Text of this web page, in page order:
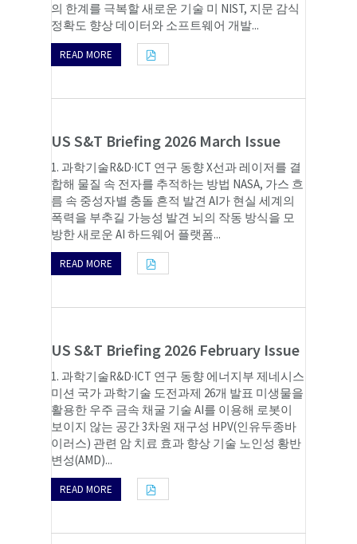
의 한계를 극복할 새로운 기술 미 NIST, 지문 감식
정확도 향상 데이터와 소프트웨어 개발...
READ MORE
US S&T Briefing 2026 March Issue
1. 과학기술R&D·ICT 연구 동향 X선과 레이저를 결
합해 물질 속 전자를 추적하는 방법 NASA, 가스 흐
름 속 중성자별 충돌 흔적 발견 AI가 현실 세계의
폭력을 부추길 가능성 발견 뇌의 작동 방식을 모
방한 새로운 AI 하드웨어 플랫폼...
READ MORE
US S&T Briefing 2026 February Issue
1. 과학기술R&D·ICT 연구 동향 에너지부 제네시스
미션 국가 과학기술 도전과제 26개 발표 미생물을
활용한 우주 금속 채굴 기술 AI를 이용해 로봇이
보이지 않는 공간 3차원 재구성 HPV(인유두종바
이러스) 관련 암 치료 효과 향상 기술 노인성 황반
변성(AMD)...
READ MORE